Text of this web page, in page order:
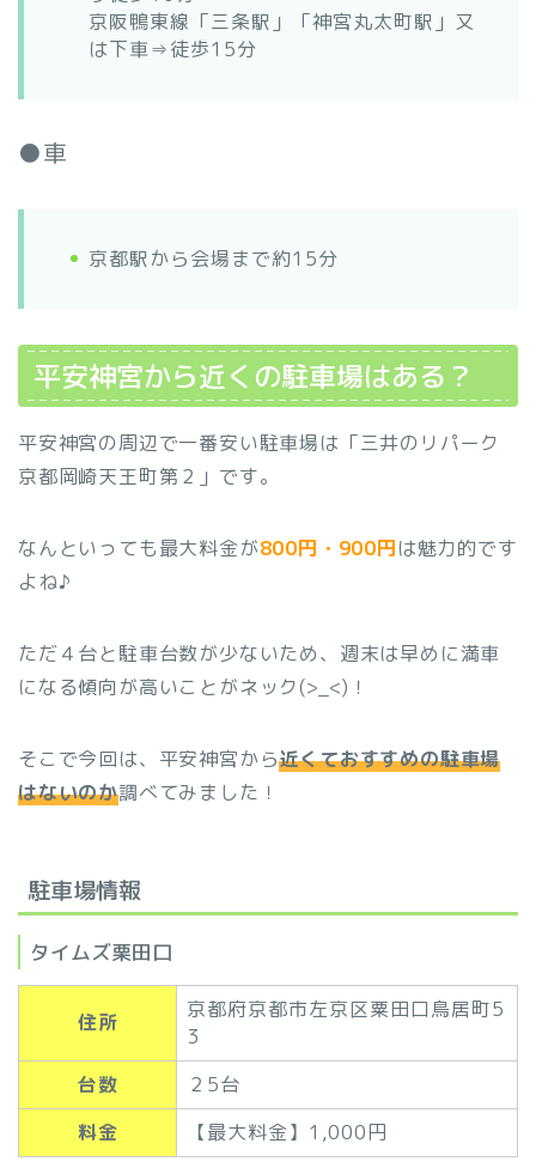
京阪鴨東線「三条駅」「神宮丸太町駅」又
は下車⇒徒歩15分
●車
京都駅から会場まで約15分
平安神宮から近くの駐車場はある？
平安神宮の周辺で一番安い駐車場は「三井のリパーク
京都岡崎天王町第２」です。
なんといっても最大料金が800円・900円は魅力的です
よね♪
ただ４台と駐車台数が少ないため、週末は早めに満車
になる傾向が高いことがネック(>_<)！
そこで今回は、平安神宮から近くておすすめの駐車場
はないのか調べてみました！
駐車場情報
タイムズ栗田口
住所
京都府京都市左京区粟田口鳥居町5
3
台数
２5台
料金
【最大料金】1,000円